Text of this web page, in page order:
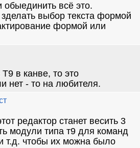
обыединить всё это.
выбор текста формой
формой или
в канве, то это
нет - то на любителя.
редактор станет весить 3
модули типа т9 для команд
т.д. чтобы их можна было